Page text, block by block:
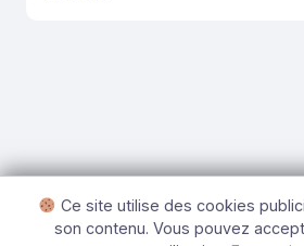
Ce site utilise des cookies
son contenu. Vous pouvez